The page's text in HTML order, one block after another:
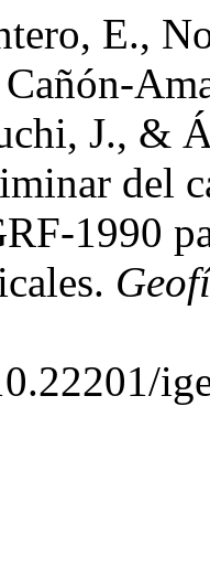
E.,
J., &
del
1990